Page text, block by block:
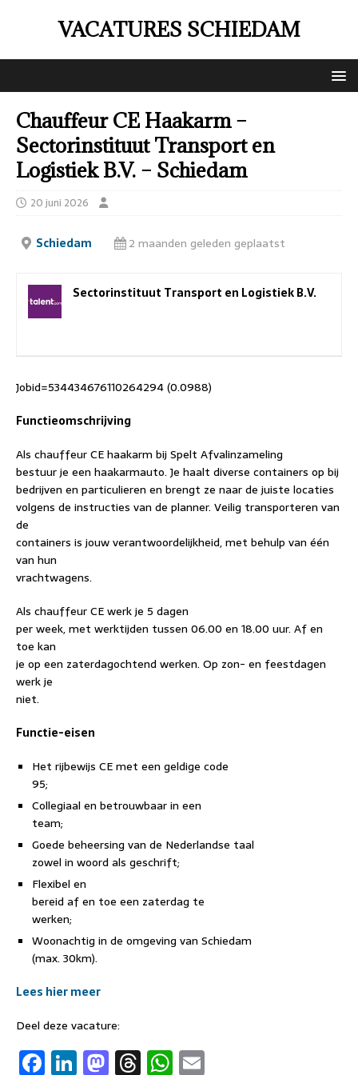
VACATURES SCHIEDAM
Chauffeur CE Haakarm –
Sectorinstituut Transport en
Logistiek B.V. – Schiedam
20 juni 2026
Schiedam 2 maanden geleden geplaatst
Sectorinstituut Transport en Logistiek B.V.
Jobid=534434676110264294 (0.0988)
Functieomschrijving
Als chauffeur CE haakarm bij Spelt Afvalinzameling
bestuur je een haakarmauto. Je haalt diverse containers op bij
bedrijven en particulieren en brengt ze naar de juiste locaties
volgens de instructies van de planner. Veilig transporteren van
de
containers is jouw verantwoordelijkheid, met behulp van één
van hun
vrachtwagens.
Als chauffeur CE werk je 5 dagen
per week, met werktijden tussen 06.00 en 18.00 uur. Af en
toe kan
je op een zaterdagochtend werken. Op zon- en feestdagen
werk je
niet.
Functie-eisen
Het rijbewijs CE met een geldige code
95;
Collegiaal en betrouwbaar in een
team;
Goede beheersing van de Nederlandse taal
zowel in woord als geschrift;
Flexibel en
bereid af en toe een zaterdag te
werken;
Woonachtig in de omgeving van Schiedam
(max. 30km).
Lees hier meer
Deel deze vacature:
F Li M T W